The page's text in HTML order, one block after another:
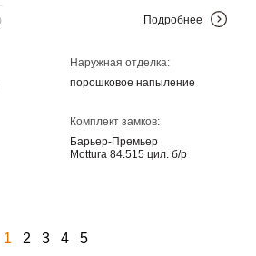
Наружная отделка:
порошковое напыление
Комплект замков:
Барьер-Премьер
Mottura 84.515 цил. б/р
Подробнее
1 2 3 4 5